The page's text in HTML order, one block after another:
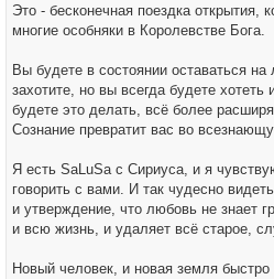
Это - бесконечная поездка открытия,
многие особняки в Королевстве Бога.
Вы будете в состоянии оставаться
захотите, но вы всегда будете
будете это делать, всё более
Сознание превратит вас во
Я есть SaLuSa с Сириуса, и я
говорить с вами. И так чудесно
и утверждение, что любовь не знает
и всю жизнь, и удаляет всё старое,
Новый человек, и новая земля быстро